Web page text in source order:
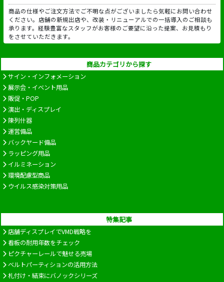
商品の仕様やご注文方法でご不明な点がございましたら気軽にお問い合わせ
ください。店舗の新規出店や、改装・リニューアルでの一括導入のご相談も
承ります。経験豊富なスタッフがお客様のご要望に沿った提案、お見積もり
をさせていただきます。
商品カテゴリから探す
サイン・インフォメーション
展示会・イベント用品
販促・POP
演出・ディスプレイ
陳列什器
運営備品
バックヤード備品
ラッピング用品
イルミネーション
環境配慮型商品
ウイルス感染対策用品
特集記事
店舗ディスプレイでVMD戦略を
看板の耐用年数をチェック
ピクチャーレールで魅せる売場
ベルトパーティションの活用方法
札付け・結束にバノックシリーズ